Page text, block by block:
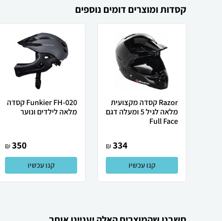
קסדות ומוצרים דומים נוספים
Razor קסדה מקצועית
מלאה לגיל 5 ומעלה דגם
Full Face
334
₪
קנו עכשיו
Funkier FH-020 קסדה
מלאה לילדים ונוער
350
₪
קנו עכשיו